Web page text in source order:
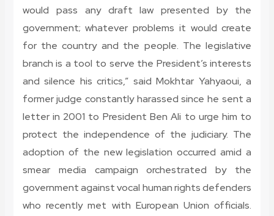
would pass any draft law presented by the
government; whatever problems it would create
for the country and the people. The legislative
branch is a tool to serve the President’s interests
and silence his critics,” said Mokhtar Yahyaoui, a
former judge constantly harassed since he sent a
letter in 2001 to President Ben Ali to urge him to
protect the independence of the judiciary. The
adoption of the new legislation occurred amid a
smear media campaign orchestrated by the
government against vocal human rights defenders
who recently met with European Union officials.